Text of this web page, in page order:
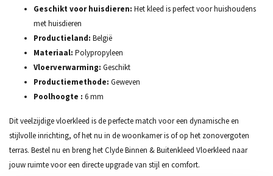
Geschikt voor huisdieren: Het kleed is perfect voor huishoudens
met huisdieren
Productieland: België
Materiaal: Polypropyleen
Vloerverwarming: Geschikt
Productiemethode: Geweven
Poolhoogte : 6 mm
Dit veelzijdige vloerkleed is de perfecte match voor een dynamische en
stijlvolle inrichting, of het nu in de woonkamer is of op het zonovergoten
terras. Bestel nu en breng het Clyde Binnen & Buitenkleed Vloerkleed naar
jouw ruimte voor een directe upgrade van stijl en comfort.